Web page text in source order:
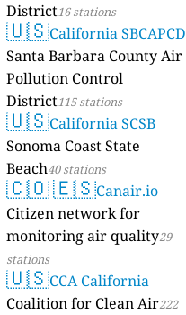
District16 stations
🇺🇸California SBCAPCD
Santa Barbara County Air
Pollution Control
District115 stations
🇺🇸California SCSB
Sonoma Coast State
Beach40 stations
🇨🇴🇪🇸Canair.io
Citizen network for
monitoring air quality29
stations
🇺🇸CCA California
Coalition for Clean Air222